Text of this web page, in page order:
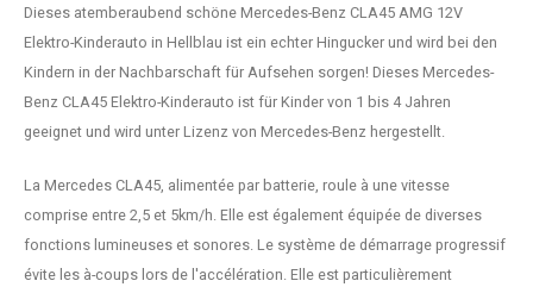
Dieses atemberaubend schöne Mercedes-Benz CLA45 AMG 12V
Elektro-Kinderauto in Hellblau ist ein echter Hingucker und wird bei den
Kindern in der Nachbarschaft für Aufsehen sorgen! Dieses Mercedes-
Benz CLA45 Elektro-Kinderauto ist für Kinder von 1 bis 4 Jahren
geeignet und wird unter Lizenz von Mercedes-Benz hergestellt.
La Mercedes CLA45, alimentée par batterie, roule à une vitesse
comprise entre 2,5 et 5km/h. Elle est également équipée de diverses
fonctions lumineuses et sonores. Le système de démarrage progressif
évite les à-coups lors de l'accélération. Elle est particulièrement